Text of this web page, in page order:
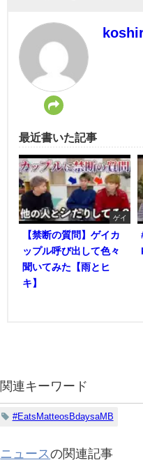
最近書いた記事
ゲイ
【禁断の質問】ゲイカ
ップル呼び出して色々
聞いてみた【雨とヒ
キ】
関連キーワード
#EatsMatteosBdaysaMB
ニュースの関連記事